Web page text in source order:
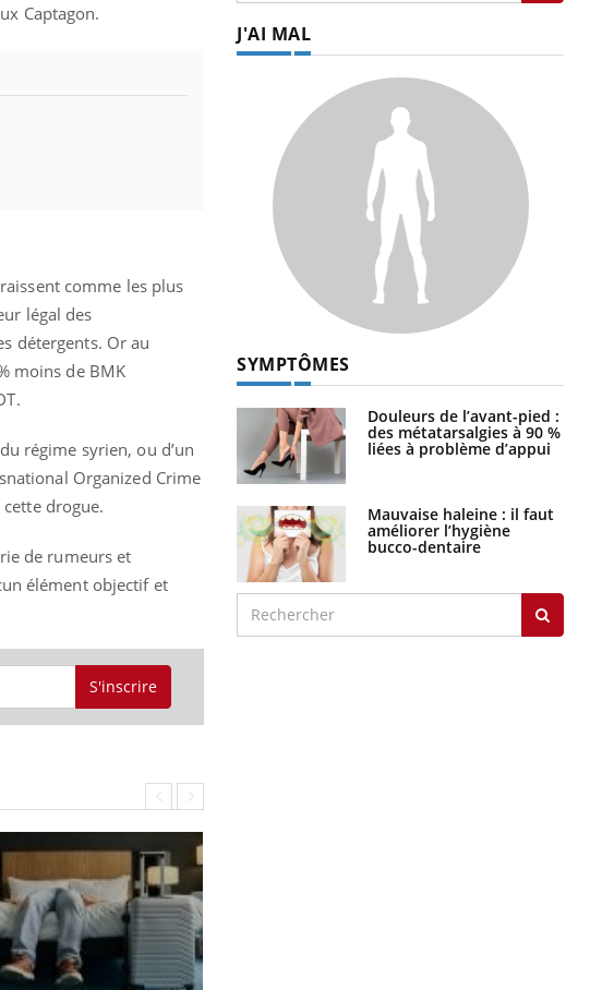
Captagon.
comme les plus
légal des
détergents. Or au
moins de BMK
régime syrien, ou d’un
Organized Crime
drogue.
de rumeurs et
élément objectif et
S'inscrire
J'AI MAL
SYMPTÔMES
Douleurs de l’avant-pied :
des métatarsalgies à 90 %
liées à problème d’appui
Mauvaise haleine : il faut
améliorer l’hygiène
bucco-dentaire